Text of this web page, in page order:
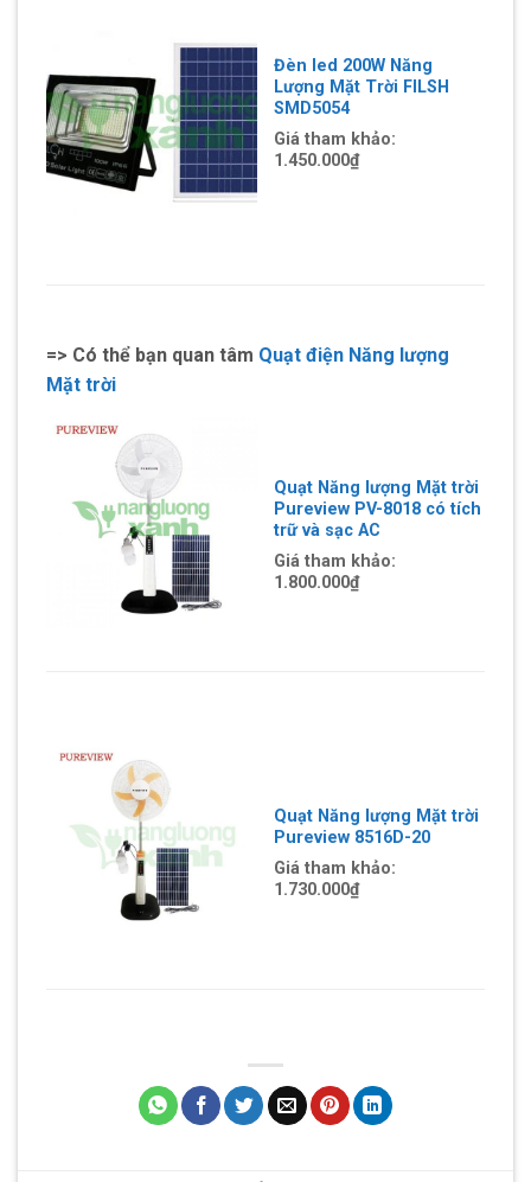
Đèn led 200W Năng
Lượng Mặt Trời FILSH
SMD5054
Giá tham khảo:
1.450.000₫
=> Có thể bạn quan tâm Quạt điện Năng lượng
Mặt trời
Quạt Năng lượng Mặt trời
Pureview PV-8018 có tích
trữ và sạc AC
Giá tham khảo:
1.800.000₫
Quạt Năng lượng Mặt trời
Pureview 8516D-20
Giá tham khảo:
1.730.000₫